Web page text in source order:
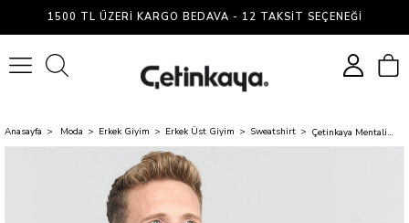
1500 TL ÜZERI KARGO BEDAVA - 12 TAKSIT SEÇENEĞI
Anasayfa Moda Erkek Giyim Erkek Üst Giyim Sweatshirt Çetinkaya Mentality 3036 Bisiklet Yaka Haki Sweatshirt